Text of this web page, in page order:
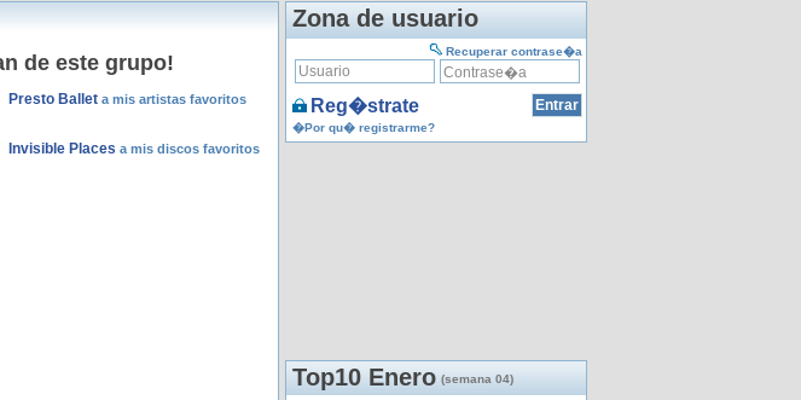
de este grupo!
Presto Ballet a mis artistas favoritos
Invisible Places a mis discos favoritos
Zona de usuario
Recuperar contrase�a
Reg�strate
�Por qu� registrarme?
Top10 Enero (semana 04)